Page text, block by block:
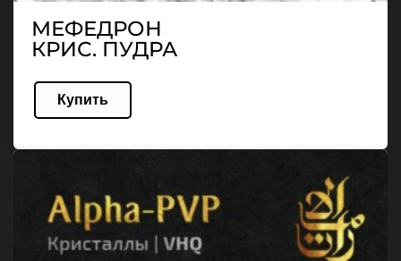
МЕФЕДРОН
КРИС. ПУДРА
Купить